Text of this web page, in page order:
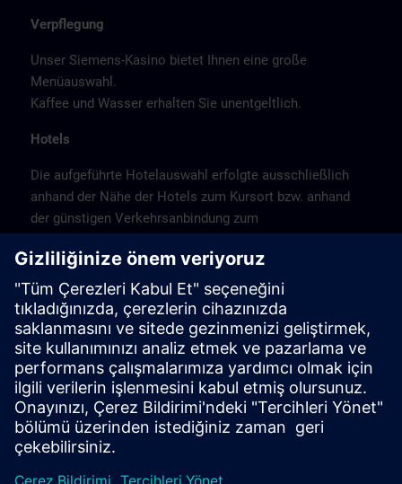
Verpflegung
Unser Siemens-Kasino bietet Ihnen eine große
Menüauswahl.
Kaffee und Wasser erhalten Sie unentgeltlich.
Hotels
Die aufgeführte Hotelauswahl erfolgte ausschließlich
anhand der Nähe der Hotels zum Kursort bzw. anhand
der günstigen Verkehrsanbindung zum
Es handelt sich hierbei nicht um Siemens-
Vertragshotels, daher können wir für die Qualität der
Hotels keine Gewähr übernehmen.
Bitte beachten Sie, dass München Messestadt ist.
Buchen Sie daher frühzeitig.
Stornierung
Bitte stornieren Sie schriftlich.